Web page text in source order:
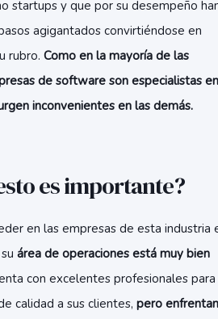
startups y que por su desempeño
agigantados convirtiéndose en
rubro. Como en la mayoría de las
de software son especialistas
inconvenientes en las demás.
es importante?
en las empresas de esta industria
área de operaciones está muy bien
con excelentes profesionales para
calidad a sus clientes, pero enfrentan